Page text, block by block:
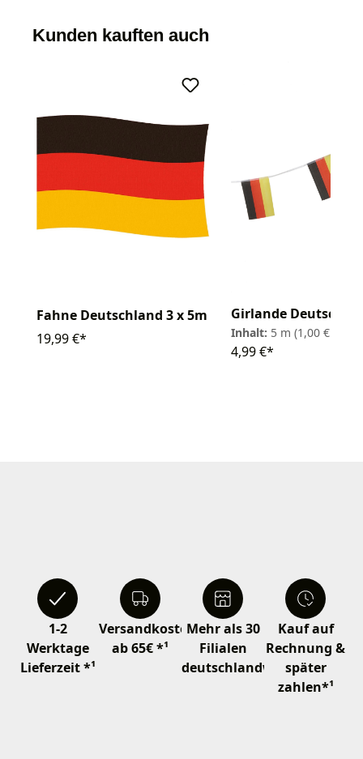
Kunden kauften auch
Fahne Deutschland 3 x 5m
19,99 €*
Girlande
Inhalt: 5 m (1,00 € / 1 m)
4,99 €*
1-2
Werktage
Lieferzeit *¹
Versandkostenfrei
ab 65€ *¹
Mehr als 30
Filialen
deutschlandweit
Kauf auf
Rechnung &
später
zahlen*¹